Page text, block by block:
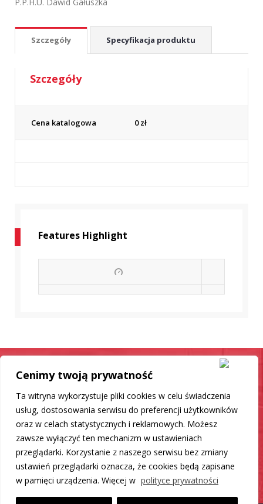
Cenimy twoją prywatność
Ta witryna wykorzystuje pliki cookies w celu świadczenia
usług, dostosowania serwisu do preferencji użytkowników
oraz w celach statystycznych i reklamowych. Możesz
zawsze wyłączyć ten mechanizm w ustawieniach
przeglądarki. Korzystanie z naszego serwisu bez zmiany
ustawień przeglądarki oznacza, że cookies będą zapisane
w pamięci urządzenia. Więcej w polityce prywatności
Szczegóły Specyfikacja produktu
Szczegóły
Cena katalogowa 0zł
Features Highlight
Samochód jak nowy
Mamy dla Ciebie rozwiązanie
DO LISTY PRODUKTÓW